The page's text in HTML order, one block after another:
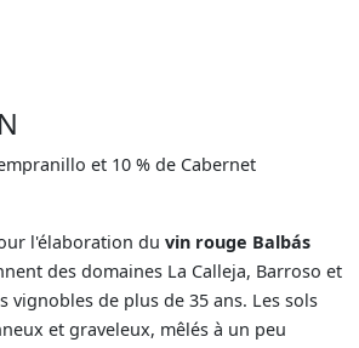
et 10 % de Cabernet
l'élaboration du vin rouge Balbás
des domaines La Calleja, Barroso et
vignobles de plus de 35 ans. Les sols
et graveleux, mêlés à un peu